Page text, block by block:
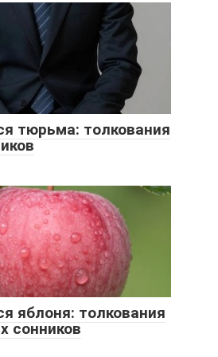
тюрьма: толкования
яблоня: толкования
сонников